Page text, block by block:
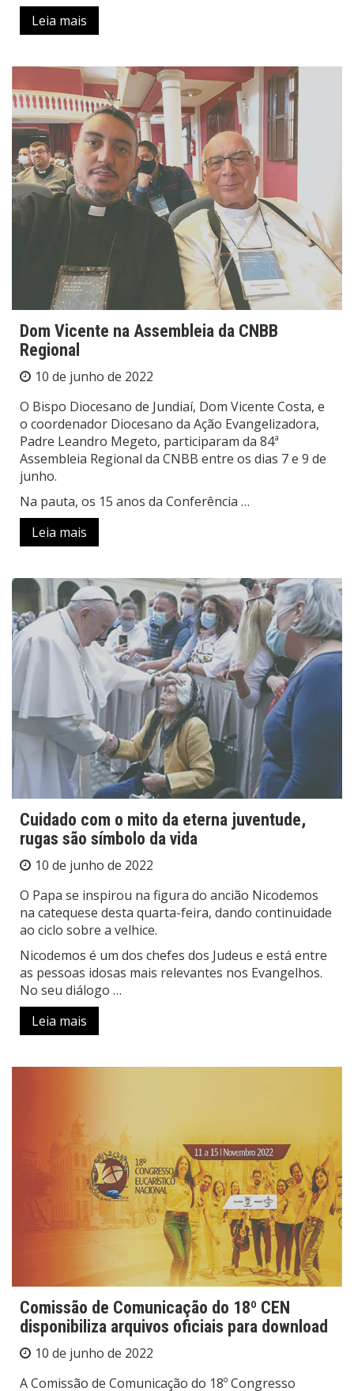
Leia mais
Dom Vicente na Assembleia da CNBB
Regional
10 de junho de 2022
O Bispo Diocesano de Jundiaí, Dom Vicente Costa, e
o coordenador Diocesano da Ação Evangelizadora,
Padre Leandro Megeto, participaram da 84ª
Assembleia Regional da CNBB entre os dias 7 e 9 de
junho.
Na pauta, os 15 anos da Conferência …
Leia mais
Cuidado com o mito da eterna juventude,
rugas são símbolo da vida
10 de junho de 2022
O Papa se inspirou na figura do ancião Nicodemos
na catequese desta quarta-feira, dando continuidade
ao ciclo sobre a velhice.
Nicodemos é um dos chefes dos Judeus e está entre
as pessoas idosas mais relevantes nos Evangelhos.
No seu diálogo …
Leia mais
Comissão de Comunicação do 18º CEN
disponibiliza arquivos oficiais para download
10 de junho de 2022
A Comissão de Comunicação do 18º Congresso